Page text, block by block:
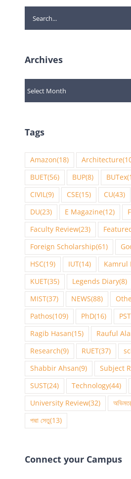
Search
for:
Archives
Archives
Tags
Amazon(18) Architecture
BUET(56) BUP(8) BUTex
CIVIL(9) CSE(15) CU(43)
DU(23) E Magazine(12)
Faculty Review(23)
Foreign Scholarship(61)
HSC(19) IUT(14) Kamrul
KUET(35) Legends Diary(8)
MIST(37) NEWS(88)
Pathos(109) PhD(16)
Ragib Hasan(15) Rauful
Research(9) RUET(37)
Shabbir Ahsan(9) Subject
SUST(24) Technology(44)
University Review(32) অভিমত
পদ্মা সেতু(13)
Connect your Campus